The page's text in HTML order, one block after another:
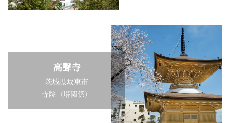
高聲寺
茨城県坂東市
寺院（塔関係）